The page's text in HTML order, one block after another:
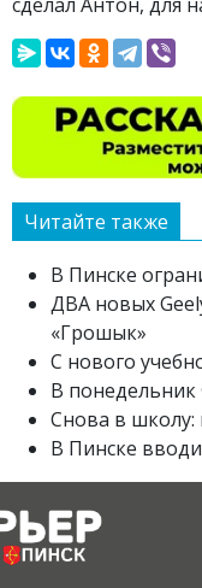
Читайте также
В Пинске
ДВА новых
«Грошык»
С нового
В понедельник
Снова в школу:
В Пинске